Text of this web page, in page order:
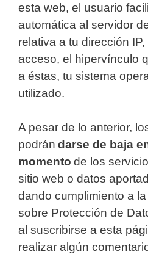
esta web, el usuario
automática al servidor
relativa a tu dirección
acceso, el hipervínculo
a éstas, tu sistema
utilizado.
A pesar de lo anterior,
podrán darse de baja
momento de los
sitio web o datos
dando cumplimiento a
sobre Protección de
al suscribirse a esta
realizar algún